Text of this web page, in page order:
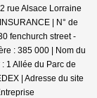
rue Alsace Lorraine
| N° de
fenchurch street -
: 385 000 | Nom du
1 Allée du Parc de
| Adresse du site